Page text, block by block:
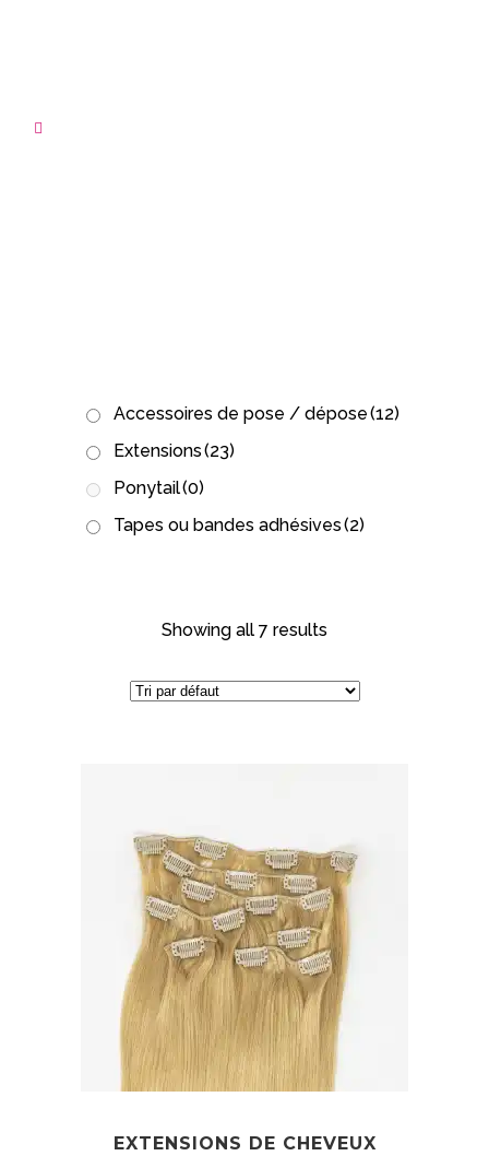
Accessoires de pose / dépose(12)
Extensions(23)
Ponytail(0)
Tapes ou bandes adhésives(2)
Showing all 7 results
EXTENSIONS DE CHEVEUX